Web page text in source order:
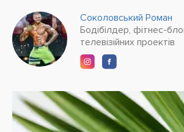
Соколовський Роман
Бодібілдер, фітнес-
телевізійних проектів